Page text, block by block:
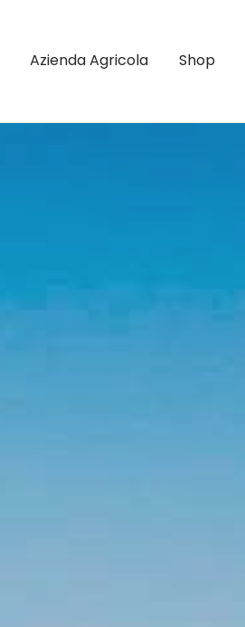
Azienda Agricola Shop